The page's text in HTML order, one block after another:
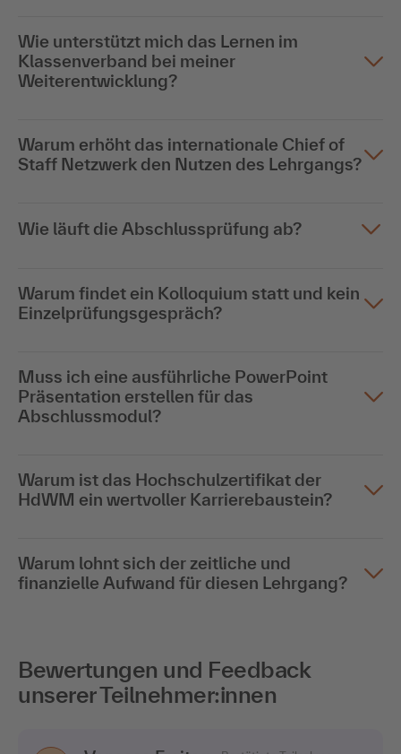
Wie unterstützt mich das Lernen im
Klassenverband bei meiner
Weiterentwicklung?
Warum erhöht das internationale Chief of
Staff Netzwerk den Nutzen des Lehrgangs?
Wie läuft die Abschlussprüfung ab?
Warum findet ein Kolloquium statt und kein
Einzelprüfungsgespräch?
Muss ich eine ausführliche PowerPoint
Präsentation erstellen für das
Abschlussmodul?
Warum ist das Hochschulzertifikat der
HdWM ein wertvoller Karrierebaustein?
Warum lohnt sich der zeitliche und
finanzielle Aufwand für diesen Lehrgang?
Bewertungen und Feedback
unserer Teilnehmer:innen